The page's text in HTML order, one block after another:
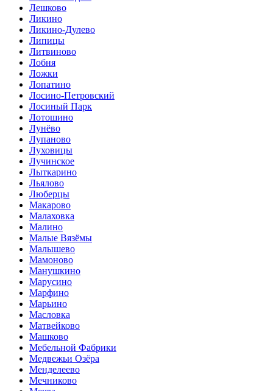
Лешково
Ликино
Ликино-Дулево
Липицы
Литвиново
Лобня
Ложки
Лопатино
Лосино-Петровский
Лосиный Парк
Лотошино
Лунёво
Лупаново
Луховицы
Лучинское
Лыткарино
Льялово
Люберцы
Макарово
Малаховка
Малино
Малые Вязёмы
Малышево
Мамоново
Манушкино
Марусино
Марфино
Марьино
Масловка
Матвейково
Машково
Мебельной Фабрики
Медвежьи Озёра
Менделеево
Мечниково